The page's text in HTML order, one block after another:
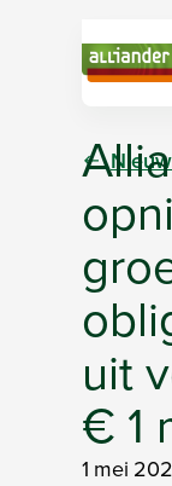
uit
€ 1
1 mei